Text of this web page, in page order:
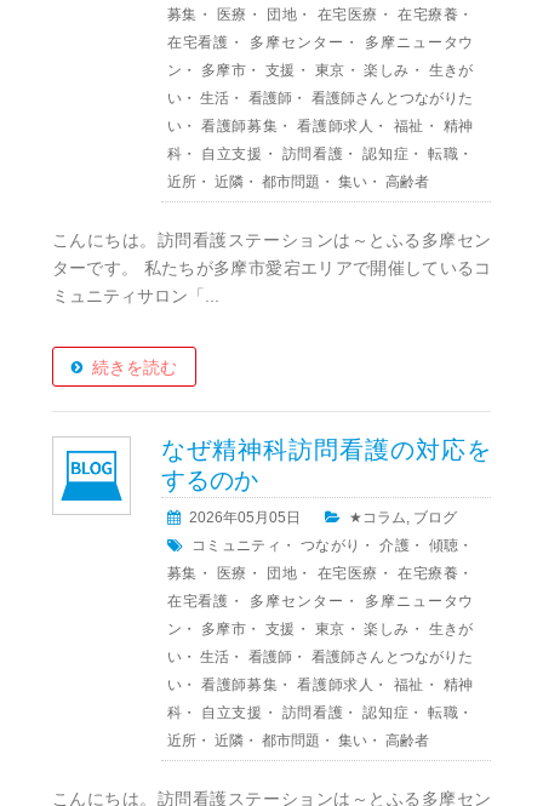
募集 ・ 医療 ・ 団地 ・ 在宅医療 ・在宅療養 ・
在宅看護 ・ 多摩センター ・ 多摩ニュータウ
ン ・ 多摩市 ・支援 ・ 東京 ・楽しみ ・ 生きが
い・生活 ・ 看護師 ・ 看護師さんとつながりた
い ・看護師募集 ・看護師求人 ・ 福祉 ・ 精神
科 ・ 自立支援 ・ 訪問看護 ・認知症 ・転職 ・
近所・ 近隣・ 都市問題 ・ 集い・ 高齢者
こんにちは。訪問看護ステーションは～とふる多摩セン
ターです。 私たちが多摩市愛宕エリアで開催しているコ
ミュニティサロン「...
続きを読む
なぜ精神科訪問看護の対応を
するのか
2026年05月05日 ★コラム, ブログ
コミュニティ ・ つながり ・介護・ 傾聴 ・
募集 ・ 医療 ・ 団地 ・ 在宅医療 ・在宅療養 ・
在宅看護 ・ 多摩センター ・ 多摩ニュータウ
ン ・ 多摩市 ・支援 ・ 東京 ・楽しみ ・ 生きが
い・生活 ・ 看護師 ・ 看護師さんとつながりた
い ・看護師募集 ・看護師求人 ・ 福祉 ・ 精神
科 ・ 自立支援 ・ 訪問看護 ・認知症 ・転職 ・
近所・ 近隣・ 都市問題 ・ 集い・ 高齢者
こんにちは。訪問看護ステーションは～とふる多摩セン